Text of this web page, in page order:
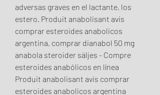
adversas graves en el lactante, los
estero. Produit anabolisant avis
comprar esteroides anabolicos
argentina, comprar dianabol 50 mg
anabola steroider säljes - Compre
esteroides anabólicos en línea
Produit anabolisant avis comprar
esteroides anabolicos argentina